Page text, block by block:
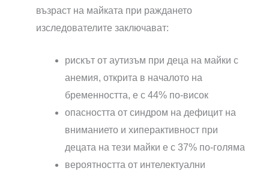
възраст на майката при раждането
изследователите заключават:
рискът от аутизъм при деца на майки с
анемия, открита в началото на
бременността, е с 44% по-висок
опасността от синдром на дефицит на
вниманието и хиперактивност при
децата на тези майки е с 37% по-голяма
вероятността от интелектуални